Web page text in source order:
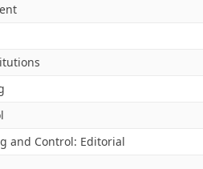
and Control: Editorial